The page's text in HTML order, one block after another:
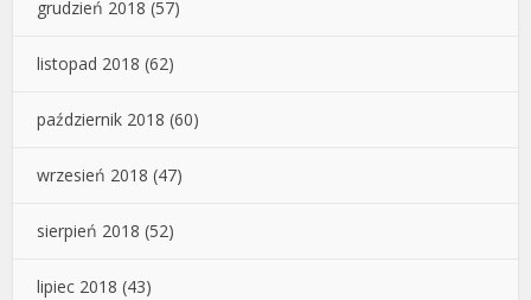
grudzień 2018 (57)
listopad 2018 (62)
październik 2018 (60)
wrzesień 2018 (47)
sierpień 2018 (52)
lipiec 2018 (43)